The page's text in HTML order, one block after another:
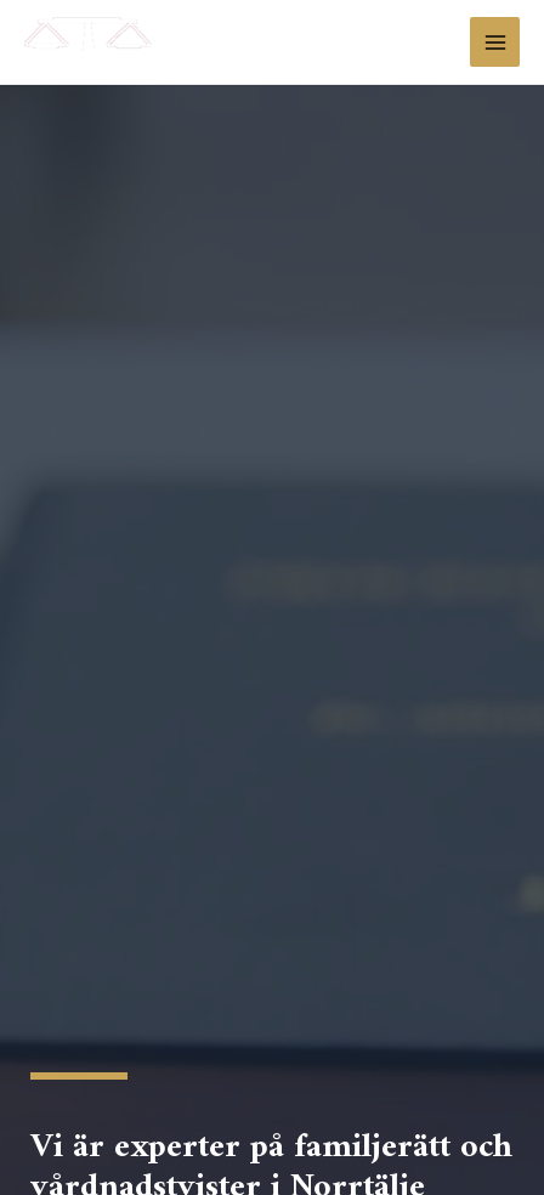
Vi är experter på familjerätt och